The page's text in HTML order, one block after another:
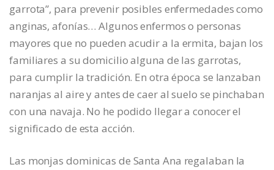
garrota”, para prevenir posibles enfermedades como
anginas, afonías… Algunos enfermos o personas
mayores que no pueden acudir a la ermita, bajan los
familiares a su domicilio alguna de las garrotas,
para cumplir la tradición. En otra época se lanzaban
naranjas al aire y antes de caer al suelo se pinchaban
con una navaja. No he podido llegar a conocer el
significado de esta acción.
Las monjas dominicas de Santa Ana regalaban la